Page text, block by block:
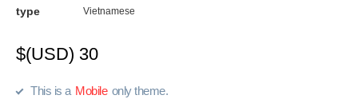
type
Vietnamese
$(USD) 30
This is a Mobile only theme.